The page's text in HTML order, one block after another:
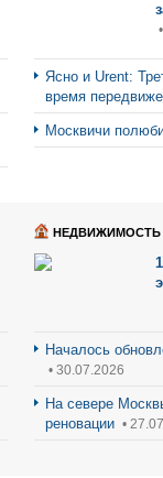
Ясно и Urent:
время
Москвичи
НЕДВИЖИМОСТЬ
Началось
• 30.07.2026
На севере
реновации •